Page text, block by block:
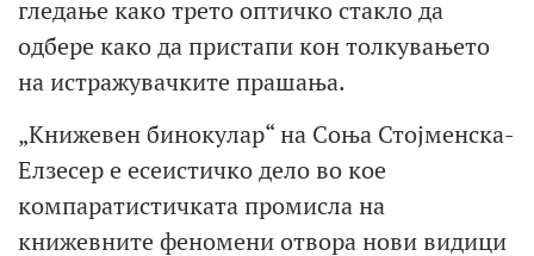
гледање како трето оптичко стакло да
одбере како да пристапи кон толкувањето
на истражувачките прашања.
„Книжевен бинокулар“ на Соња Стојменска-
Елзесер е есеистичко дело во кое
компаратистичката промисла на
книжевните феномени отвора нови видици